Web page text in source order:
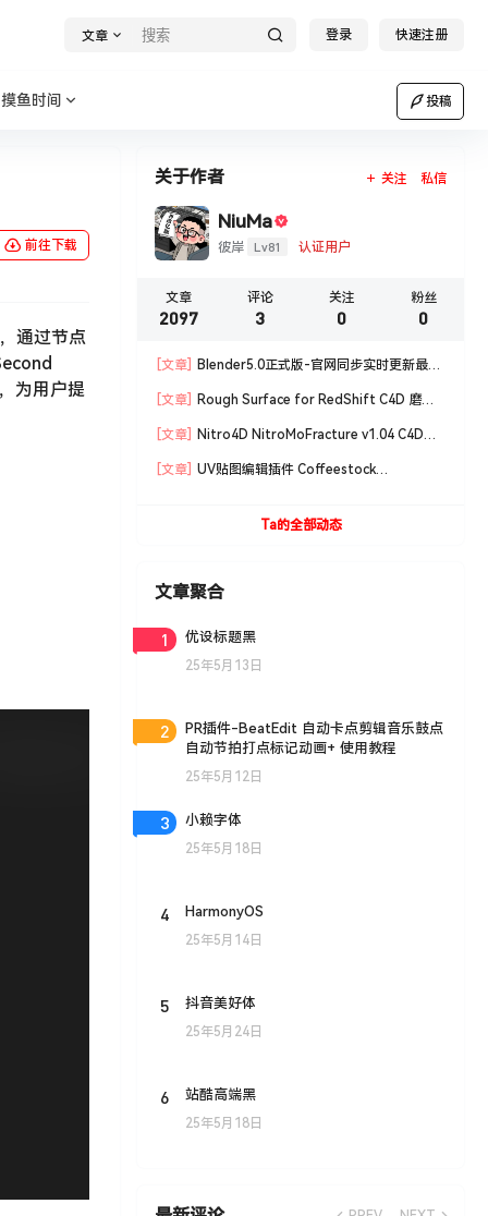
文章 登录 快速注册
摸鱼时间 投稿
前往下载
通过节点
为用户提
关于作者 关注 私信
NiuMa
彼岸 Lv81 认证用户
文章
2097
评论
3
关注
0
粉丝
0
[文章]
Blender5.0正式版-官网同步实时更新最新
[文章]
Rough Surface for RedShift C4D 磨损
[文章]
Nitro4D NitroMoFracture v1.04 C4D插
[文章]
UV贴图编辑插件 Coffeestock
Ta的全部动态
文章聚合
1 优设标题黑
25年5月13日
2
PR插件-BeatEdit 自动卡点剪辑音乐鼓点
自动节拍打点标记动画+ 使用教程
25年5月12日
3 小赖字体
25年5月18日
4 HarmonyOS
25年5月14日
5 抖音美好体
25年5月24日
6 站酷高端黑
25年5月18日